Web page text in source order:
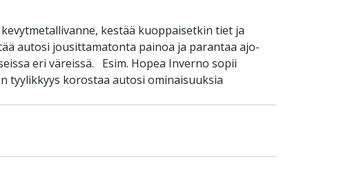
kestää kuoppaisetkin tiet ja
autosi jousittamatonta painoa ja parantaa ajo-
eri väreissä. Esim. Hopea Inverno sopii
tyylikkyys korostaa autosi ominaisuuksia